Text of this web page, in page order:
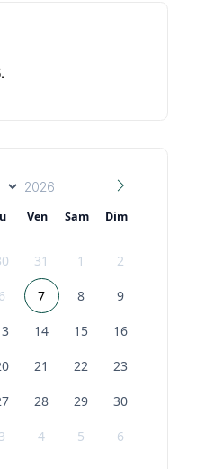
3 500 CHF
ou tirages de qualité
ou préparatifs
pour réseaux
de leur
authentiques et
Ven Sam Dim
31 1 2
6 7 8 9
14 15 16
21 22 23
28 29 30
3 4 5 6